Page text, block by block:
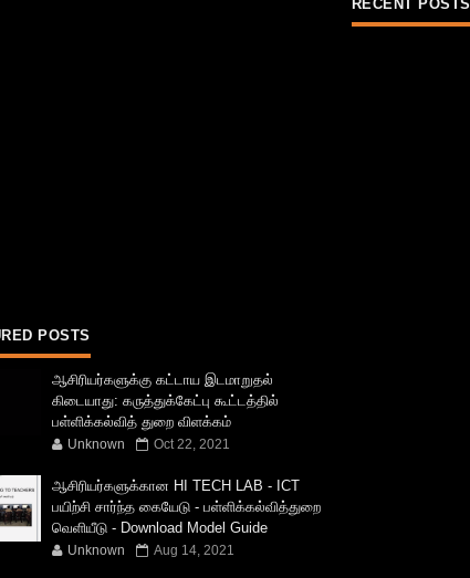
POSTS
ஆசிரியர்களுக்கு கட்டாய இடமாறுதல்
கிடையாது: கருத்துக்கேட்பு கூட்டத்தில்
பள்ளிக்கல்வித் துறை விளக்கம்
Unknown Oct 22, 2021
ஆசிரியர்களுக்கான HI TECH LAB - ICT
பயிற்சி சார்ந்த கையேடு - பள்ளிக்கல்வித்துறை
வெளியீடு - Download Model Guide
Unknown Aug 14, 2021
RECENT POSTS